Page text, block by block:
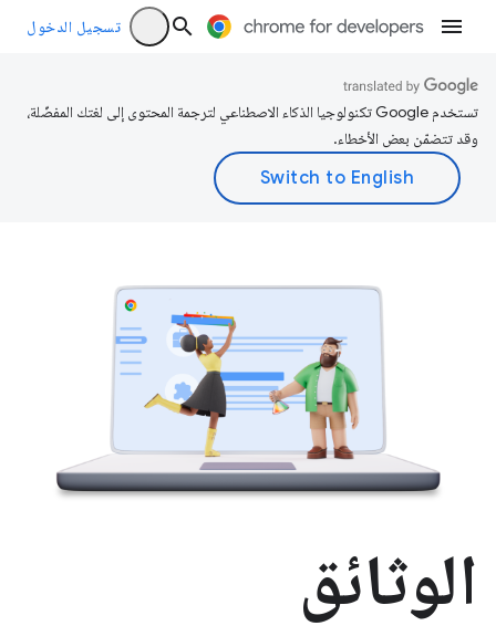
تسجيل الدخول
تستخدم Google تكنولوجيا الذكاء الاصطناعي لترجمة المحتوى إلى لغتك المفضّلة،
وقد تتضمّن بعض الأخطاء.
الوثائق